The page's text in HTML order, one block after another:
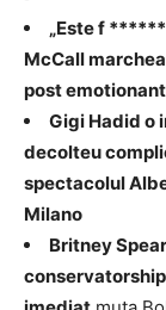
„Este f
McCall
post
Gigi Hadid o
decolteu
spectacolul
Milano
Britney